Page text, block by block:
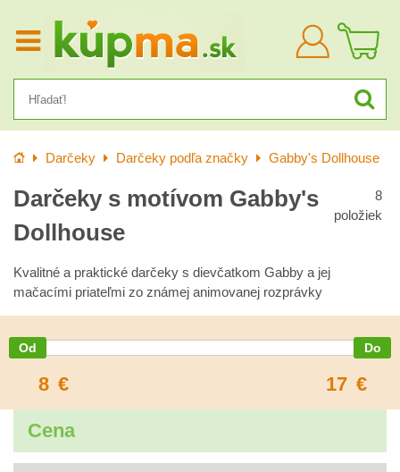
Prihlásiť
sa
Úvod Darčeky Darčeky podľa značky Gabby's Dollhouse
Darčeky s motívom Gabby's
Dollhouse
8
položiek
Kvalitné a praktické darčeky s dievčatkom Gabby a jej
mačacími priateľmi zo známej animovanej rozprávky
8 € 17 €
Cena